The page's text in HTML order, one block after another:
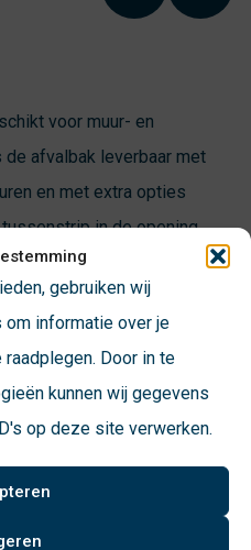
gebruiken wij
informatie over je
Door in te
kunnen wij gegevens
op deze site verwerken.
voor muur- en
afvalbak leverbaar met
en met extra opties
in de opening
met driekantslot
35 en 55 liter en
slot in de
standaard verkrijgbaar
in meerdere kleuren,
voor afwerking en